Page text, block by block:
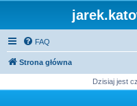
FAQ
Strona główna
Dzisiaj jest